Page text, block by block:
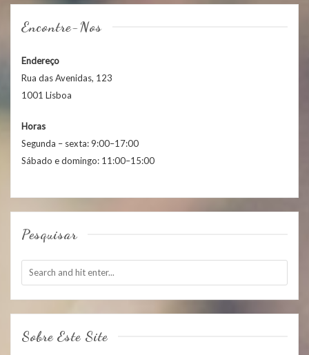
Encontre-Nos
Endereço
Rua das Avenidas, 123
1001 Lisboa
Horas
Segunda – sexta: 9:00–17:00
Sábado e domingo: 11:00–15:00
Pesquisar
Sobre Este Site